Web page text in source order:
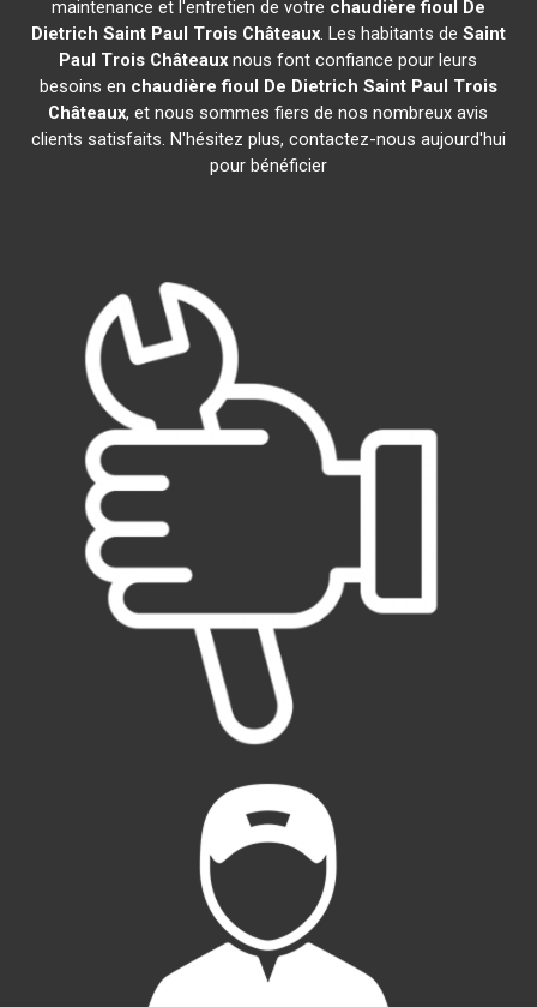
maintenance et l'entretien de votre chaudière fioul De
Dietrich Saint Paul Trois Châteaux. Les habitants de Saint
Paul Trois Châteaux nous font confiance pour leurs
besoins en chaudière fioul De Dietrich Saint Paul Trois
Châteaux, et nous sommes fiers de nos nombreux avis
clients satisfaits. N'hésitez plus, contactez-nous aujourd'hui
pour bénéficier